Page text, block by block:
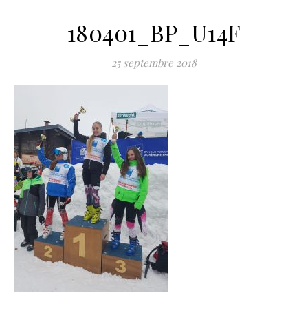
180401_BP_U14F
25 septembre 2018